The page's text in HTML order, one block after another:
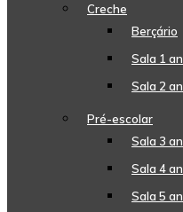
Creche
Berçário
Sala 1
Sala 2
Pré-escolar
Sala 3
Sala 4
Sala 5